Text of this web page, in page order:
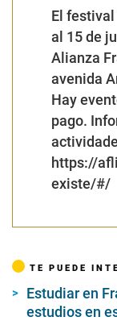
El festival
al 15 de
Alianza
avenida
Hay
pago.
https://
existe/#/
TE PUEDE
Estudiar en
estudios en